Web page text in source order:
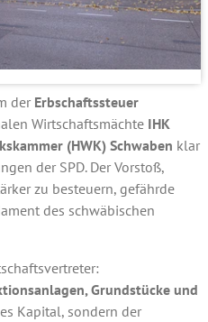
der Erbschaftssteuer
Wirtschaftsmächte IHK
(HWK) Schwaben klar
der SPD. Der Vorstoß,
zu besteuern, gefährde
des schwäbischen
Grundstücke und
Kapital, sondern der